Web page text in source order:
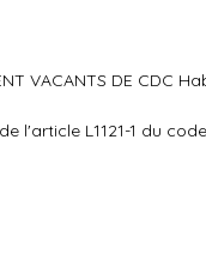
VACANTS DE CDC
l'article L1121-1 du